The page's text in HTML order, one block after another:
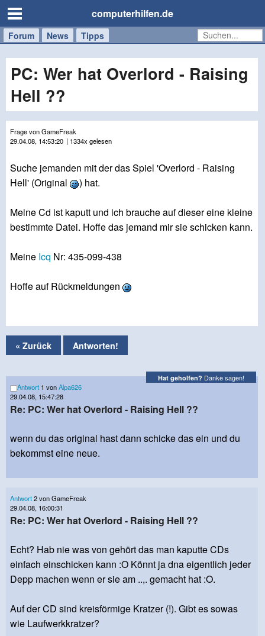
computerhilfen.de
Forum News Tipps
Handy
Tablet
Windows
Mac
PC: Wer hat Overlord - Raising
Hell ??
Frage von GameFreak
29.04.08, 14:53:20 | 1334x gelesen
Suche jemanden mit der das Spiel 'Overlord - Raising
Hell' (Original
) hat.
Meine Cd ist kaputt und ich brauche auf dieser eine kleine
bestimmte Datei. Hoffe das jemand mir sie schicken kann.
Meine Icq Nr: 435-099-438
Hoffe auf Rückmeldungen
« Zurück Antworten!
Hat geholfen? Danke sagen!
Antwort 1 vonAlpa626
29.04.08, 15:47:28
Re: PC: Wer hat Overlord - Raising Hell ??
wenn du das original hast dann schicke das ein und du
bekommst eine neue.
Antwort2 von GameFreak
29.04.08, 16:00:31
Re: PC: Wer hat Overlord - Raising Hell ??
Echt? Hab nie was von gehört das man kaputte CDs
einfach einschicken kann :O Könnt ja dna eigentlich jeder
Depp machen wenn er sie am ..,. gemacht hat :O.
Auf der CD sind kreisförmige Kratzer (!). Gibt es sowas
wie Laufwerkkratzer?